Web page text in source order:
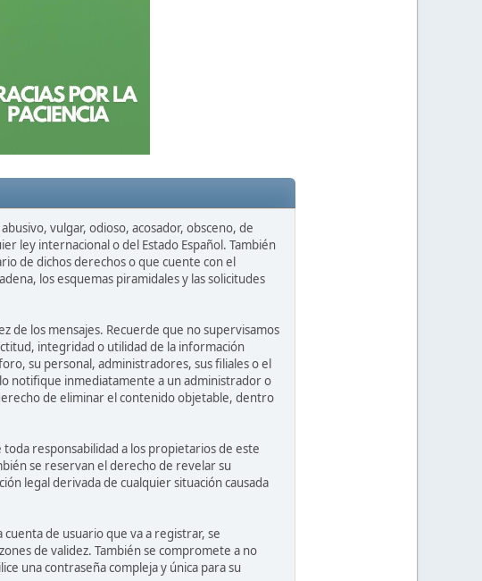
vulgar, odioso, acosador, obsceno, de
ley internacional o del Estado Español. También
de dichos derechos o que cuente con el
los esquemas piramidales y las solicitudes
de los mensajes. Recuerde que no supervisamos
integridad o utilidad de la información
su personal, administradores, sus filiales o el
notifique inmediatamente a un administrador o
de eliminar el contenido objetable, dentro
responsabilidad a los propietarios de este
se reservan el derecho de revelar su
legal derivada de cualquier situación causada
de usuario que va a registrar, se
de validez. También se compromete a no
una contraseña compleja y única para su